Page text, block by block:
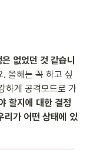
없었던 것 같습니
올해는 꼭 하고 싶
하게 공격모드로 가
할지에 대한 결정
리가 어떤 상태에 있